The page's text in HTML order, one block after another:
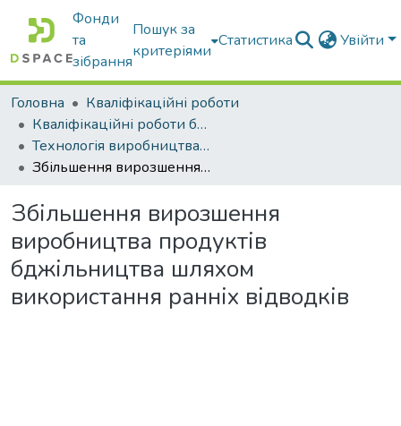
Фонди
та
зібрання
Пошук за
критеріями
Статистика Увійти
Головна
Кваліфікаційні роботи
Кваліфікаційні роботи бакалаврів
Технологія виробництва і переробки продукції тваринництва
Збільшення вирозшення виробництва продуктів бджільництва шляхом використання ранніх відводків
Збільшення вирозшення
виробництва продуктів
бджільництва шляхом
використання ранніх відводків